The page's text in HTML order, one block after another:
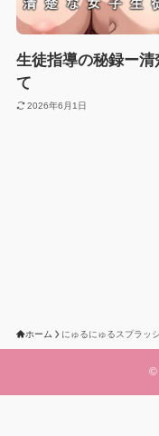
生徒指導の秘録ー
て
2026年6月1日
ホーム にゅるにゅるスプラッ
©